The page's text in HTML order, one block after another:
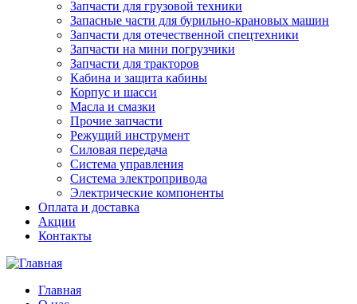
Запчасти для грузовой техники
Запасные части для бурильно-крановых машин
Запчасти для отечественной спецтехники
Запчасти на мини погрузчики
Запчасти для тракторов
Кабина и защита кабины
Корпус и шасси
Масла и смазки
Прочие запчасти
Режущий инструмент
Силовая передача
Система управления
Система электропривода
Электрические компоненты
Оплата и доставка
Акции
Контакты
Главная